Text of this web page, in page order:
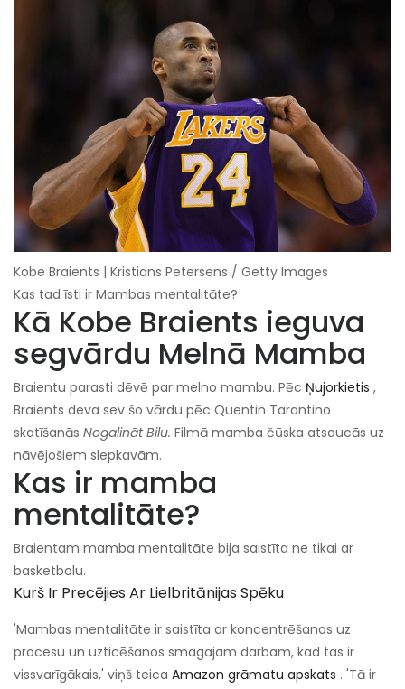
Kobe Braients | Kristians Petersens / Getty Images
Kas tad īsti ir Mambas mentalitāte?
Kā Kobe Braients ieguva
segvārdu Melnā Mamba
Braientu parasti dēvē par melno mambu. Pēc Ņujorkietis ,
Braients deva sev šo vārdu pēc Quentin Tarantino
skatīšanās Nogalināt Bilu. Filmā mamba čūska atsaucās uz
nāvējošiem slepkavām.
Kas ir mamba
mentalitāte?
Braientam mamba mentalitāte bija saistīta ne tikai ar
basketbolu.
Kurš Ir Precējies Ar Lielbritānijas Spēku
'Mambas mentalitāte ir saistīta ar koncentrēšanos uz
procesu un uzticēšanos smagajam darbam, kad tas ir
vissvarīgākais,' viņš teica Amazon grāmatu apskats . 'Tā ir